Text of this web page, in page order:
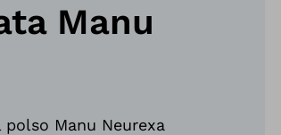
Manu
Manu Neurexa